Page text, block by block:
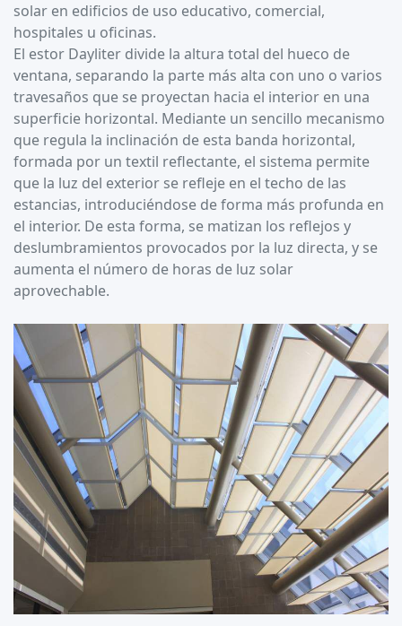
solar en edificios de uso educativo, comercial,
hospitales u oficinas.
El estor Dayliter divide la altura total del hueco de
ventana, separando la parte más alta con uno o varios
travesaños que se proyectan hacia el interior en una
superficie horizontal. Mediante un sencillo mecanismo
que regula la inclinación de esta banda horizontal,
formada por un textil reflectante, el sistema permite
que la luz del exterior se refleje en el techo de las
estancias, introduciéndose de forma más profunda en
el interior. De esta forma, se matizan los reflejos y
deslumbramientos provocados por la luz directa, y se
aumenta el número de horas de luz solar
aprovechable.